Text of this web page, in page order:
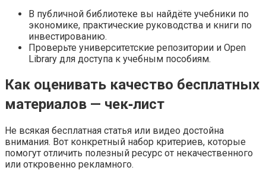
В публичной библиотеке вы найдёте учебники по
экономике, практические руководства и книги по
инвестированию.
Проверьте университетские репозитории и Open
Library для доступа к учебным пособиям.
Как оценивать качество бесплатных
материалов — чек‑лист
Не всякая бесплатная статья или видео достойна
внимания. Вот конкретный набор критериев, которые
помогут отличить полезный ресурс от некачественного
или откровенно рекламного.